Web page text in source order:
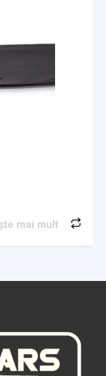
mai mult